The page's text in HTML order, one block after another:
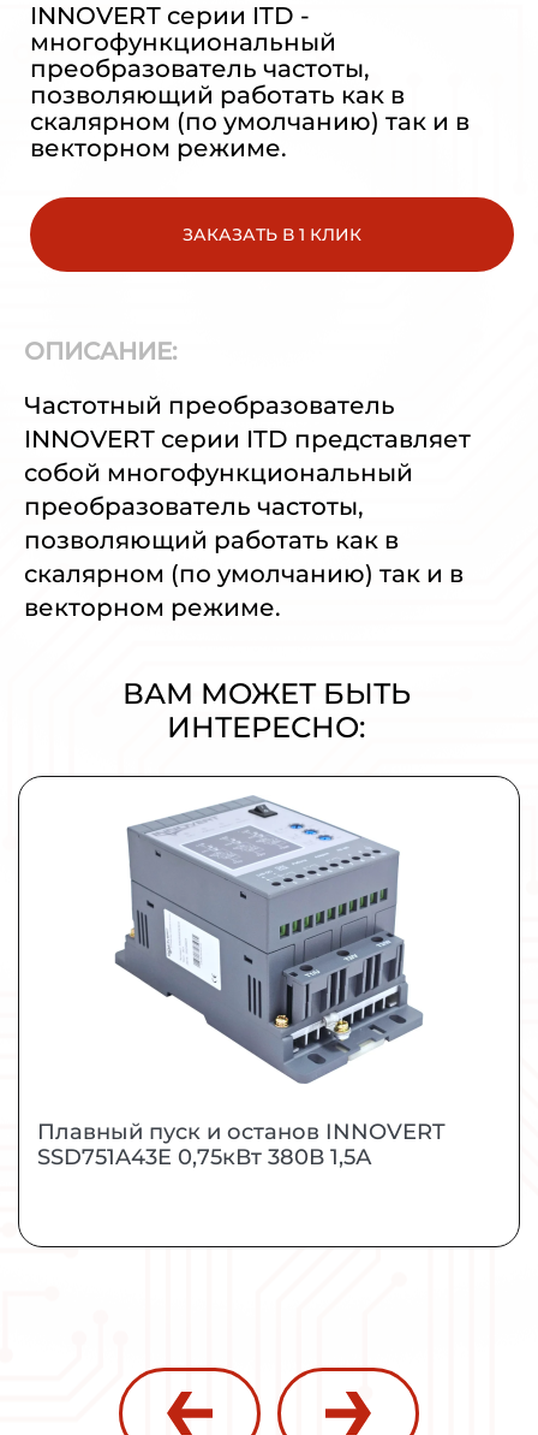
INNOVERT серии ITD -
многофункциональный
преобразователь частоты,
позволяющий работать как в
скалярном (по умолчанию) так и в
векторном режиме.
ЗАКАЗАТЬ В 1 КЛИК
ОПИСАНИЕ:
Частотный преобразователь
INNOVERT серии ITD представляет
собой многофункциональный
преобразователь частоты,
позволяющий работать как в
скалярном (по умолчанию) так и в
векторном режиме.
ВАМ МОЖЕТ БЫТЬ
ИНТЕРЕСНО:
Плавный пуск и останов INNOVERT
SSD751A43E 0,75кВт 380В 1,5А
Плавный пуск и останов INNOVERT
SSD751A43E 0,75кВт 380В 1,5А
УПП для промышленных применений малой и
средней мощности.
МОЩНОСТЬ
ЗАКАЗАТЬ ПОДРОБНЕЕ